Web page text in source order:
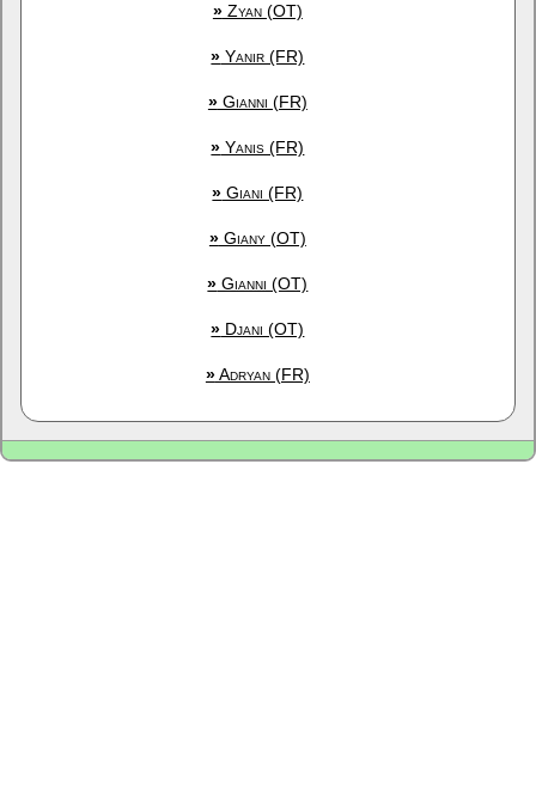
»Zyan (OT)
» Yanir (FR)
»Gianni (FR)
» Yanis (FR)
» Giani (FR)
»Giany (OT)
» Gianni (OT)
» Djani (OT)
»Adryan (FR)